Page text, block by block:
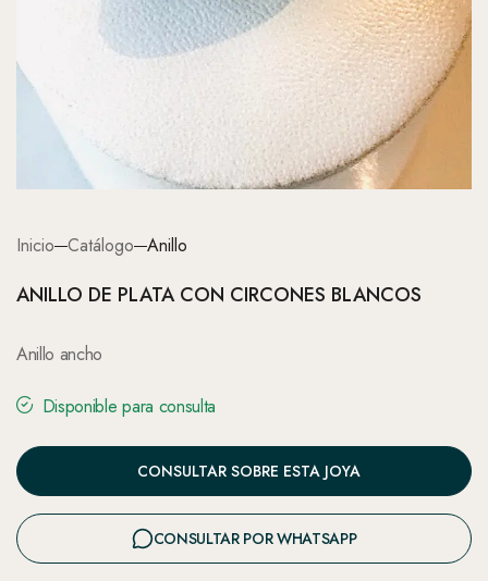
Inicio Catálogo Anillo
ANILLO DE PLATA CON CIRCONES BLANCOS
Anillo ancho
Disponible para consulta
CONSULTAR SOBRE ESTA JOYA
CONSULTAR POR WHATSAPP